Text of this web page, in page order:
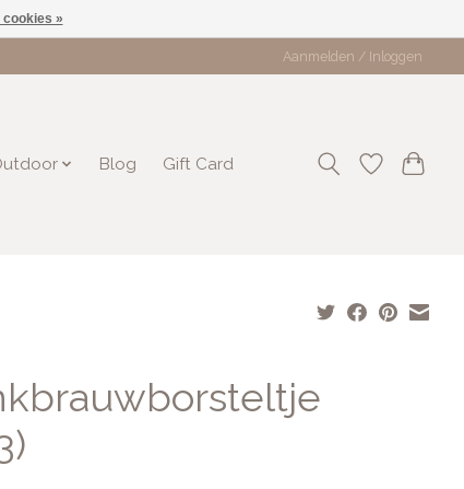
Aanmelden / Inloggen
Blog Gift Card
cookies »